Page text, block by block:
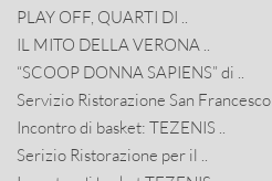
PLAY OFF, QUARTI DI ..
IL MITO DELLA VERONA ..
“SCOOP DONNA SAPIENS” di ..
Servizio Ristorazione San Francesco
Incontro di basket: TEZENIS ..
Serizio Ristorazione per il ..